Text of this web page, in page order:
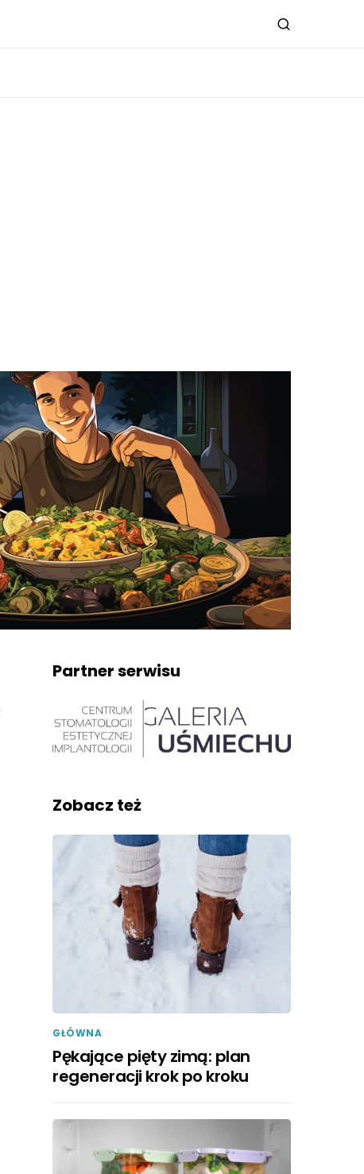
Partner serwisu
Zobacz też
GŁÓWNA
Pękające pięty zimą: plan
regeneracji krok po kroku